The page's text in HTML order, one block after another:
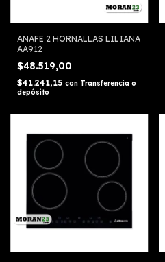
ANAFE 2 HORNALLAS LILIANA
AA912
$48.519,00
$41.241,15 con Transferencia o
depósito